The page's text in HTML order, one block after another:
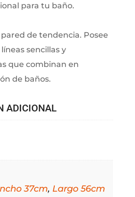
para tu baño.
de tendencia. Posee
sencillas y
que combinan en
de baños.
ADICIONAL
37cm, Largo 56cm